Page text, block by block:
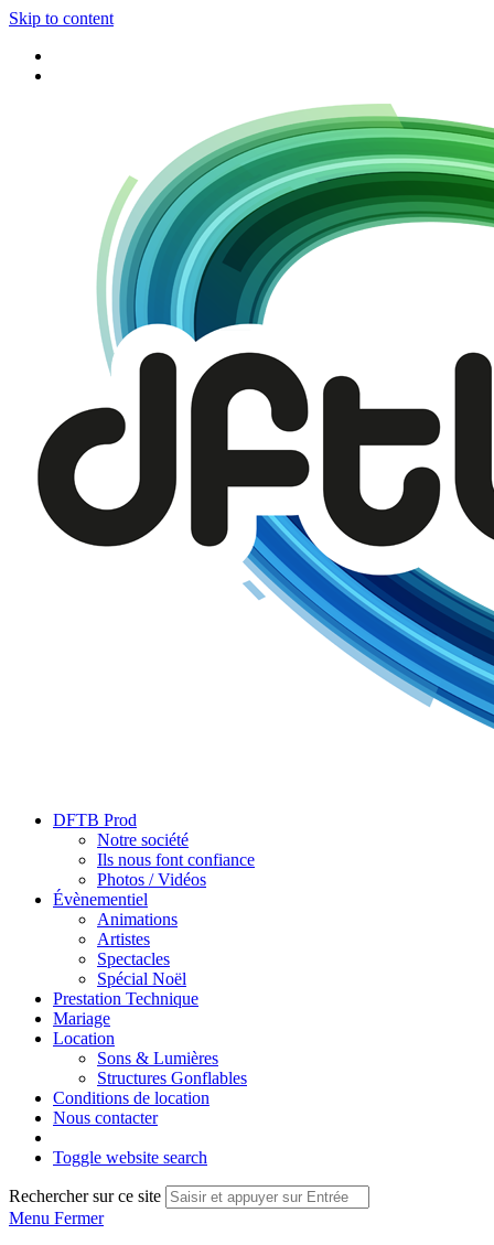
Skip to content
DFTB Prod
Notre société
Ils nous font confiance
Photos / Vidéos
Évènementiel
Animations
Artistes
Spectacles
Spécial Noël
Prestation Technique
Mariage
Location
Sons & Lumières
Structures Gonflables
Conditions de location
Nous contacter
Toggle website search
Rechercher sur ce site
Menu Fermer